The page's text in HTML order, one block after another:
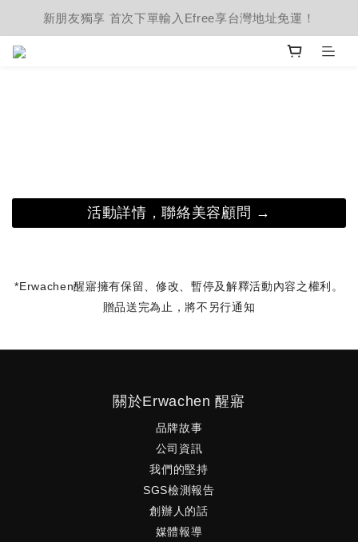
新朋友獨享 首次下單輸入Efree享台灣地址免運！
活動詳情，聯絡美容顧問 →
*Erwachen醒寤擁有保留、修改、暫停及解釋活動內容之權利。
贈品送完為止，將不另行通知
關於Erwachen 醒寤
品牌故事
公司資訊
我們的堅持
SGS檢測報告
創辦人的話
媒體報導